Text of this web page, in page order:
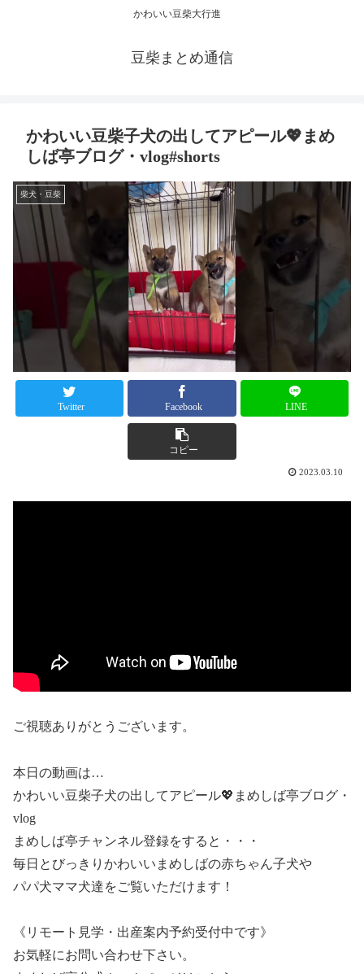
かわいい豆柴大行進
豆柴まとめ通信
かわいい豆柴子犬の出してアピール💖まめ
しば亭ブログ・vlog#shorts
柴犬・豆柴
Twitter Facebook LINE
コピー
2023.03.10
ご視聴ありがとうございます。
本日の動画は…
かわいい豆柴子犬の出してアピール💖まめしば亭ブログ・
vlog
まめしば亭チャンネル登録をすると・・・
毎日とびっきりかわいいまめしばの赤ちゃん子犬や
パパ犬ママ犬達をご覧いただけます！
《リモート見学・出産案内予約受付中です》
お気軽にお問い合わせ下さい。